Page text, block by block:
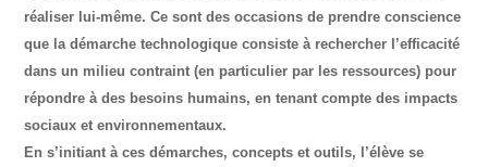
réaliser lui-même. Ce sont des occasions de prendre conscience
que la démarche technologique consiste à rechercher l’efficacité
dans un milieu contraint (en particulier par les ressources) pour
répondre à des besoins humains, en tenant compte des impacts
sociaux et environnementaux.
En s’initiant à ces démarches, concepts et outils, l’élève se